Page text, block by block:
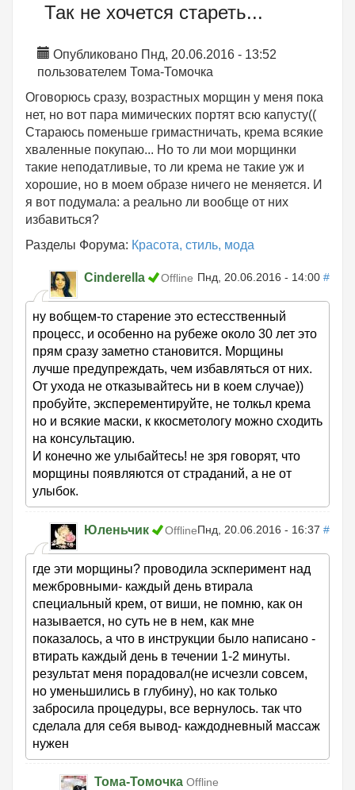
Так не хочется стареть...
Опубликовано Пнд, 20.06.2016 - 13:52
пользователем Тома-Томочка
Оговорюсь сразу, возрастных морщин у меня пока
нет, но вот пара мимических портят всю капусту((
Стараюсь поменьше гримастничать, крема всякие
хваленные покупаю... Но то ли мои морщинки
такие неподатливые, то ли крема не такие уж и
хорошие, но в моем образе ничего не меняется. И
я вот подумала: а реально ли вообще от них
избавиться?
Разделы Форума: Красота, стиль, мода
Cinderella Offline Пнд, 20.06.2016 - 14:00 #
ну вобщем-то старение это естесственный
процесс, и особенно на рубеже около 30 лет это
прям сразу заметно становится. Морщины
лучше предупреждать, чем избавляться от них.
От ухода не отказывайтесь ни в коем случае))
пробуйте, эксперементируйте, не толкьл крема
но и всякие маски, к ккосметологу можно сходить
на консультацию.
И конечно же улыбайтесь! не зря говорят, что
морщины появляются от страданий, а не от
улыбок.
Юленьчик OfflineПнд, 20.06.2016 - 16:37 #
где эти морщины? проводила эскперимент над
межбровными- каждый день втирала
специальный крем, от виши, не помню, как он
называется, но суть не в нем, как мне
показалось, а что в инструкции было написано -
втирать каждый день в течении 1-2 минуты.
результат меня порадовал(не исчезли совсем,
но уменьшились в глубину), но как только
забросила процедуры, все вернулось. так что
сделала для себя вывод- каждодневный массаж
нужен
Тома-Томочка Offline